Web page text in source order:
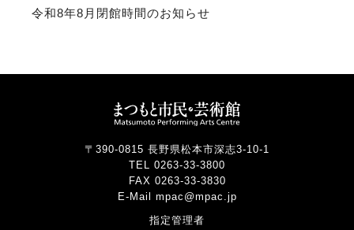
令和8年8月閉館時間のお知らせ
〒390-0815 長野県松本市深志3-10-1
TEL 0263-33-3800
FAX 0263-33-3830
E-Mail mpac@mpac.jp
指定管理者